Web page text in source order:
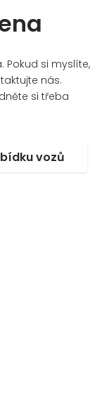
Pokud si myslíte,
nás.
si třeba
vozů